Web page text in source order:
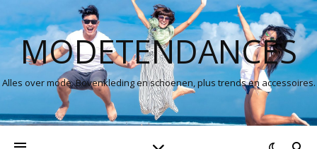
MODETENDANCES
Alles over mode. Bovenkleding en schoenen, plus trends en accessoires.